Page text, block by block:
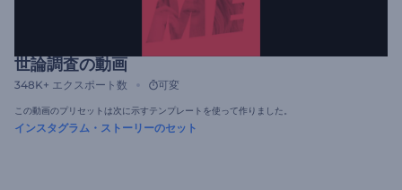
世論調査の動画
348K+ エクスポート数 可変
この動画のプリセットは次に示すテンプレートを使って作りました。
インスタグラム・ストーリーのセット